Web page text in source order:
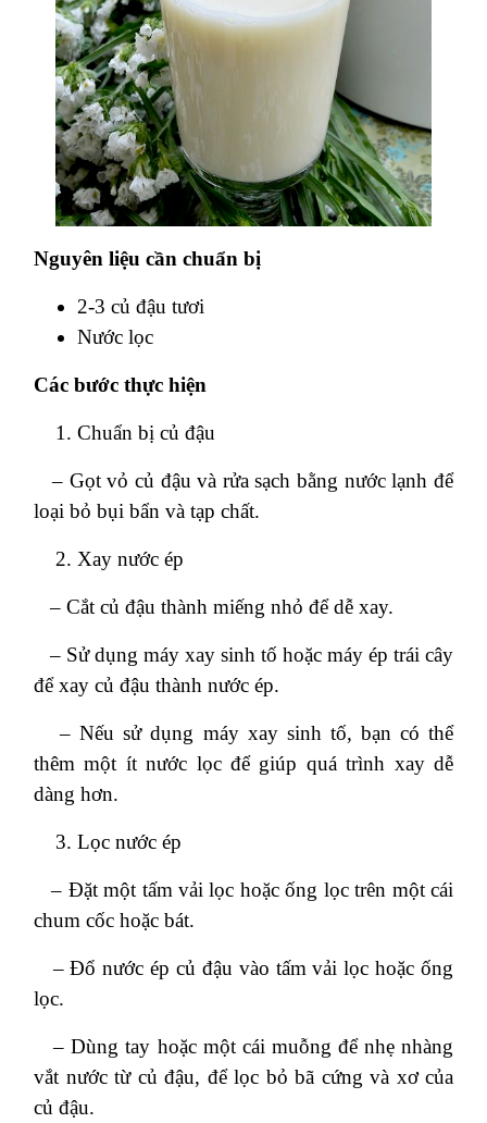
Nguyên liệu cần chuẩn bị
2-3 củ đậu tươi
Nước lọc
Các bước thực hiện
Chuẩn bị củ đậu
– Gọt vỏ củ đậu và rửa sạch bằng nước lạnh để
loại bỏ bụi bẩn và tạp chất.
Xay nước ép
– Cắt củ đậu thành miếng nhỏ để dễ xay.
– Sử dụng máy xay sinh tố hoặc máy ép trái cây
để xay củ đậu thành nước ép.
– Nếu sử dụng máy xay sinh tố, bạn có thể
thêm một ít nước lọc để giúp quá trình xay dễ
dàng hơn.
Lọc nước ép
– Đặt một tấm vải lọc hoặc ống lọc trên một cái
chum cốc hoặc bát.
– Đổ nước ép củ đậu vào tấm vải lọc hoặc ống
lọc.
– Dùng tay hoặc một cái muỗng để nhẹ nhàng
vắt nước từ củ đậu, để lọc bỏ bã cứng và xơ của
củ đậu.